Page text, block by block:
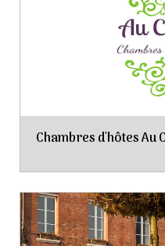
Chambres d'hôtes Au